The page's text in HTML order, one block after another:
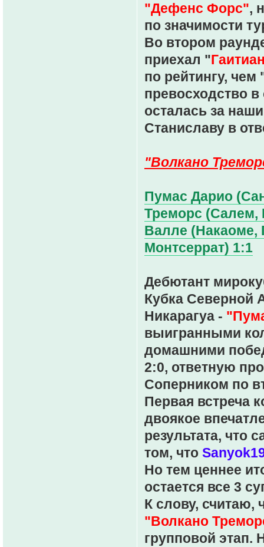
"Дефенс Форс",
по значимости
Во втором
приехал "
по рейтингу,
превосходство
осталась за
Станиславу в
"Волкано
Пумас Дарио
Треморс (Салем,
Валле (Накаоме,
Монтсеррат) 1:1
Дебютант
Кубка Северной
Никарагуа -
выигранными
домашними
2:0, ответную
Соперником по
Первая встреча
двоякое
результата, что
том, что
Но тем ценнее
остается все 3
К слову, считаю,
"Волкано
групповой этап.